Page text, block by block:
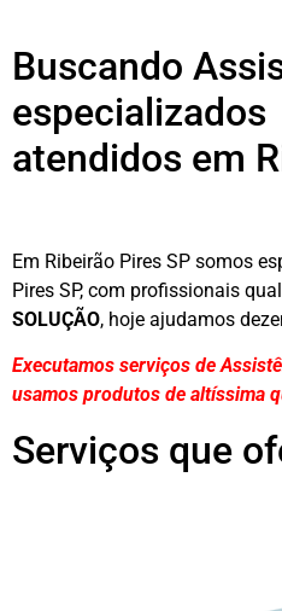
Buscando
atendidos em
Em Ribeirão Pires SP somos
Pires SP, com profissionais
SOLUÇÃO, hoje ajudamos
Executamos serviços de
usamos produtos de altíssima
Serviços que